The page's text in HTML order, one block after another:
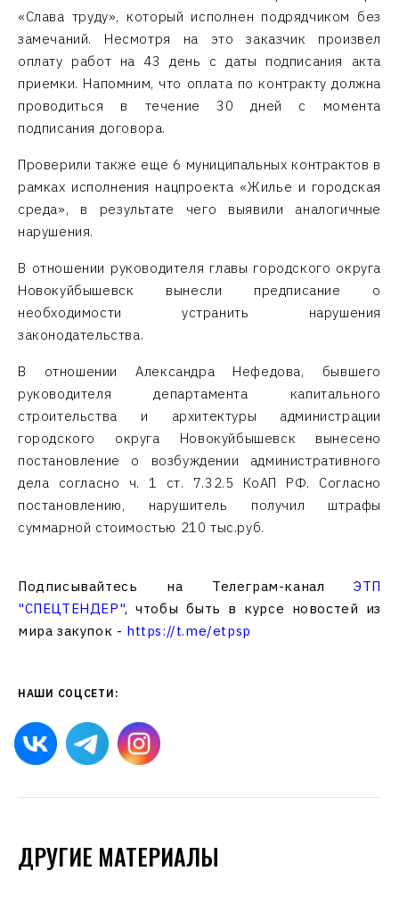
«Слава труду», который исполнен подрядчиком без
замечаний. Несмотря на это заказчик произвел
оплату работ на 43 день с даты подписания акта
приемки. Напомним, что оплата по контракту должна
проводиться в течение 30 дней с момента
подписания договора.
Проверили также еще 6 муниципальных контрактов в
рамках исполнения нацпроекта «Жилье и городская
среда», в результате чего выявили аналогичные
нарушения.
В отношении руководителя главы городского округа
Новокуйбышевск вынесли предписание о
необходимости устранить нарушения
законодательства.
В отношении Александра Нефедова, бывшего
руководителя департамента капитального
строительства и архитектуры администрации
городского округа Новокуйбышевск вынесено
постановление о возбуждении административного
дела согласно ч. 1 ст. 7.32.5 КоАП РФ. Согласно
постановлению, нарушитель получил штрафы
суммарной стоимостью 210 тыс.руб.
Подписывайтесь на Телеграм-каналЭТП
"СПЕЦТЕНДЕР", чтобы быть в курсе новостей из
мира закупок - https://t.me/etpsp
НАШИ СОЦСЕТИ:
ДРУГИЕ МАТЕРИАЛЫ